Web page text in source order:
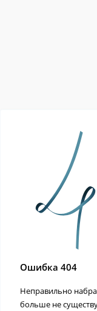
Ошибка 404
Неправильно
больше не